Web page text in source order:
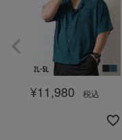
¥11,980 税込